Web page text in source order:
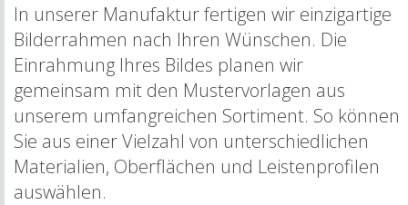
In unserer Manufaktur fertigen wir einzigartige
Bilderrahmen nach Ihren Wünschen. Die
Einrahmung Ihres Bildes planen wir
gemeinsam mit den Mustervorlagen aus
unserem umfangreichen Sortiment. So können
Sie aus einer Vielzahl von unterschiedlichen
Materialien, Oberflächen und Leistenprofilen
auswählen.